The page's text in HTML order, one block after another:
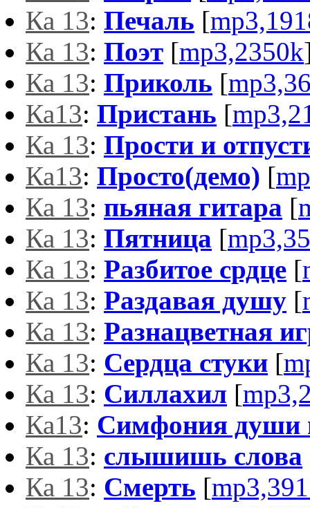
Ка 13: Печаль [
Ка 13: Поэт [mp3,2350k
Ка 13: Приколь [
Ка13: Пристань [
Ка 13: Прости и
Ка13: Просто(демо) [
Ка 13: пьяная гитара [
Ка 13: Пятница [
Ка 13: Разбитое срдце [
Ка 13: Раздавая душу [
Ка 13: Разнацветная
Ка 13: Сердца стуки [
Ка 13: Силлахил [
Ка13: Симфония души
Ка 13: слышишь слова
Ка 13: Смерть [